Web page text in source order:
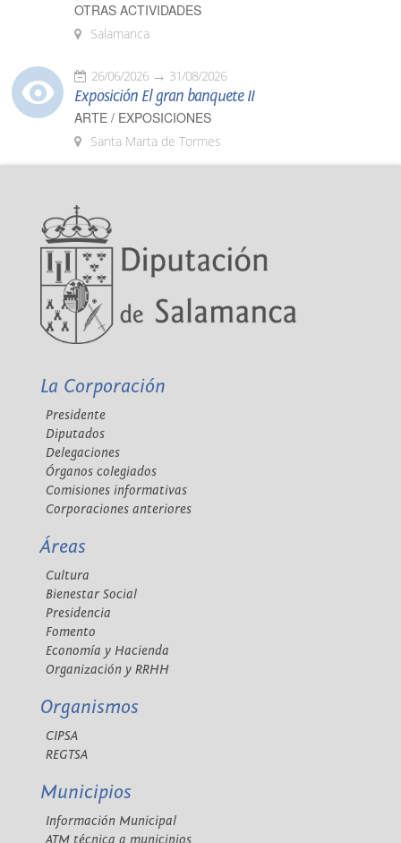
OTRAS ACTIVIDADES
Salamanca
26/06/2026 31/08/2026
Exposición El gran banquete II
ARTE / EXPOSICIONES
Santa Marta de Tormes
La Corporación
Presidente
Diputados
Delegaciones
Órganos colegiados
Comisiones informativas
Corporaciones anteriores
Áreas
Cultura
Bienestar Social
Presidencia
Fomento
Economía y Hacienda
Organización y RRHH
Organismos
CIPSA
REGTSA
Municipios
Información Municipal
ATM técnica a municipios